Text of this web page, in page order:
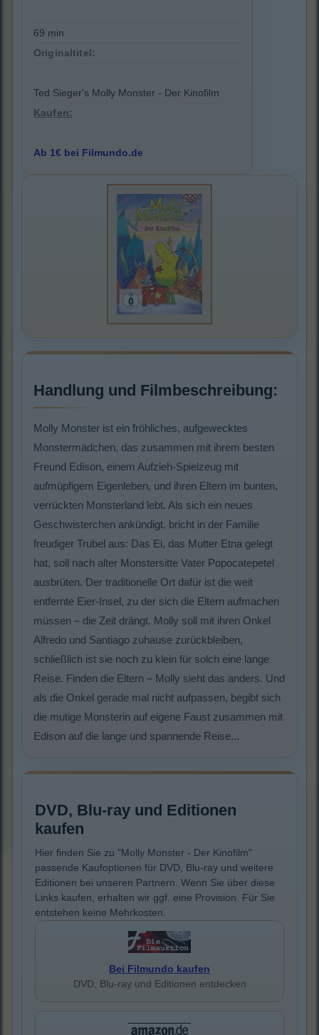
69 min
Originaltitel:
Ted Sieger's Molly Monster - Der Kinofilm
Kaufen:
Ab 1€ bei Filmundo.de
Handlung und Filmbeschreibung:
Molly Monster ist ein fröhliches, aufgewecktes
Monstermädchen, das zusammen mit ihrem besten
Freund Edison, einem Aufzieh-Spielzeug mit
aufmüpfigem Eigenleben, und ihren Eltern im bunten,
verrückten Monsterland lebt. Als sich ein neues
Geschwisterchen ankündigt, bricht in der Familie
freudiger Trubel aus: Das Ei, das Mutter Etna gelegt
hat, soll nach alter Monstersitte Vater Popocatepetel
ausbrüten. Der traditionelle Ort dafür ist die weit
entfernte Eier-Insel, zu der sich die Eltern aufmachen
müssen – die Zeit drängt. Molly soll mit ihren Onkel
Alfredo und Santiago zuhause zurückbleiben,
schließlich ist sie noch zu klein für solch eine lange
Reise. Finden die Eltern – Molly sieht das anders. Und
als die Onkel gerade mal nicht aufpassen, begibt sich
die mutige Monsterin auf eigene Faust zusammen mit
Edison auf die lange und spannende Reise...
DVD, Blu-ray und Editionen
kaufen
Hier finden Sie zu "Molly Monster - Der Kinofilm"
passende Kaufoptionen für DVD, Blu-ray und weitere
Editionen bei unseren Partnern. Wenn Sie über diese
Links kaufen, erhalten wir ggf. eine Provision. Für Sie
entstehen keine Mehrkosten.
Bei Filmundo kaufen
DVD, Blu-ray und Editionen entdecken